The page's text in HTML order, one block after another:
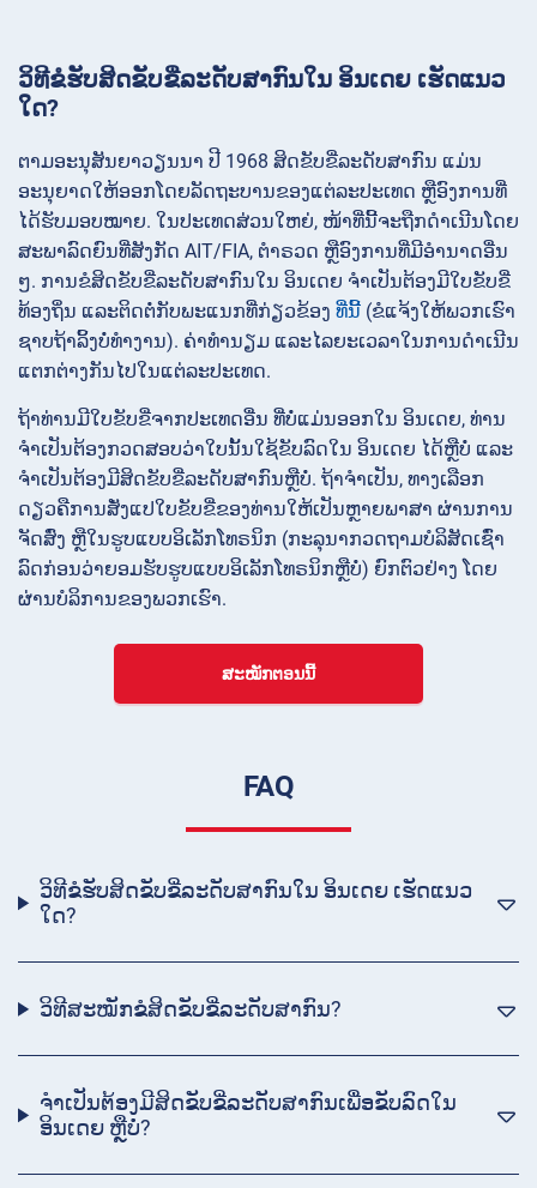
ວິທີຂໍຮັບສິດຂັບຂີ່ລະດັບສາກົນໃນ ອິນເດຍ ເຮັດແນວ
ໃດ?
ຕາມອະນຸສັນຍາວຽນນາ ປີ 1968 ສິດຂັບຂີ່ລະດັບສາກົນ ແມ່ນ
ອະນຸຍາດໃຫ້ອອກໂດຍລັດຖະບານຂອງແຕ່ລະປະເທດ ຫຼືອົງການທີ່
ໄດ້ຮັບມອບໝາຍ. ໃນປະເທດສ່ວນໃຫຍ່, ໜ້າທີ່ນີ້ຈະຖືກດໍາເນີນໂດຍ
ສະພາລົດຍົນທີ່ສັງກັດ AIT/FIA, ຕໍາຣວດ ຫຼືອົງການທີ່ມີອໍານາດອື່ນ
ໆ. ການຂໍສິດຂັບຂີ່ລະດັບສາກົນໃນ ອິນເດຍ ຈໍາເປັນຕ້ອງມີໃບຂັບຂີ່
ທ້ອງຖິ່ນ ແລະຕິດຕໍ່ກັບພະແນກທີ່ກ່ຽວຂ້ອງ ທີ່ນີ້ (ຂໍແຈ້ງໃຫ້ພວກເຮົາ
ຊາບຖ້າລິ້ງບໍ່ທໍາງານ). ຄ່າທໍານຽມ ແລະໄລຍະເວລາໃນການດໍາເນີນ
ແຕກຕ່າງກັນໄປໃນແຕ່ລະປະເທດ.
ຖ້າທ່ານມີໃບຂັບຂີ່ຈາກປະເທດອື່ນ ທີ່ບໍ່ແມ່ນອອກໃນ ອິນເດຍ, ທ່ານ
ຈໍາເປັນຕ້ອງກວດສອບວ່າໃບນັ້ນໃຊ້ຂັບລົດໃນ ອິນເດຍ ໄດ້ຫຼືບໍ່ ແລະ
ຈໍາເປັນຕ້ອງມີສິດຂັບຂີ່ລະດັບສາກົນຫຼືບໍ່. ຖ້າຈໍາເປັນ, ທາງເລືອກ
ດຽວຄືການສັ່ງແປໃບຂັບຂີ່ຂອງທ່ານໃຫ້ເປັນຫຼາຍພາສາ ຜ່ານການ
ຈັດສົ່ງ ຫຼືໃນຮູບແບບອິເລັກໂທຣນິກ (ກະລຸນາກວດຖາມບໍລິສັດເຊົ່າ
ລົດກ່ອນວ່າຍອມຮັບຮູບແບບອິເລັກໂທຣນິກຫຼືບໍ່) ຍົກຕົວຢ່າງ ໂດຍ
ຜ່ານບໍລິການຂອງພວກເຮົາ.
ສະໝັກຕອນນີ້
FAQ
ວິທີຂໍຮັບສິດຂັບຂີ່ລະດັບສາກົນໃນ ອິນເດຍ ເຮັດແນວ
ໃດ?
ວິທີສະໝັກຂໍສິດຂັບຂີ່ລະດັບສາກົນ?
ຈໍາເປັນຕ້ອງມີສິດຂັບຂີ່ລະດັບສາກົນເພື່ອຂັບລົດໃນ
ອິນເດຍ ຫຼືບໍ່?